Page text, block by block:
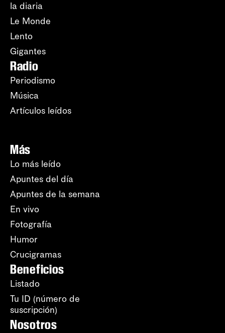
la diaria
Le Monde
Lento
Gigantes
Radio
Periodismo
Música
Artículos leídos
Más
Lo más leído
Apuntes del día
Apuntes de la semana
En vivo
Fotografía
Humor
Crucigramas
Beneficios
Listado
Tu ID (número de
suscripción)
Nosotros